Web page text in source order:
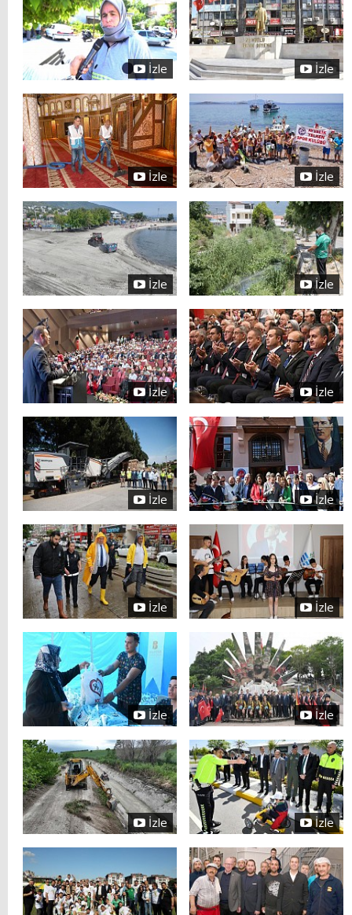
İzle İzle
İzle İzle
İzle İzle
İzle İzle
İzle İzle
İzle İzle
İzle İzle
İzle İzle